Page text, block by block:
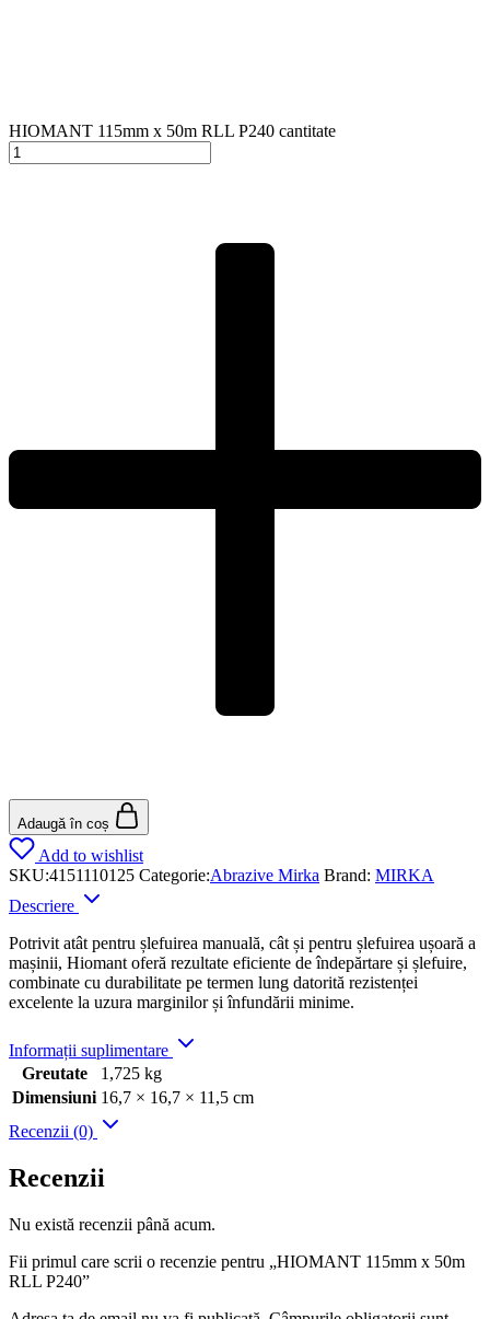
HIOMANT 115mm x 50m RLL P240 cantitate
Adaugă în coș
Add to wishlist
SKU:4151110125 Categorie:Abrazive Mirka Brand: MIRKA
Descriere
Potrivit atât pentru șlefuirea manuală, cât și pentru șlefuirea ușoară a
mașinii, Hiomant oferă rezultate eficiente de îndepărtare și șlefuire,
combinate cu durabilitate pe termen lung datorită rezistenței
excelente la uzura marginilor și înfundării minime.
Informații suplimentare
Greutate
1,725 kg
Dimensiuni 16,7 × 16,7 × 11,5 cm
Recenzii (0)
Recenzii
Nu există recenzii până acum.
Fii primul care scrii o recenzie pentru „HIOMANT 115mm x 50m
RLL P240”